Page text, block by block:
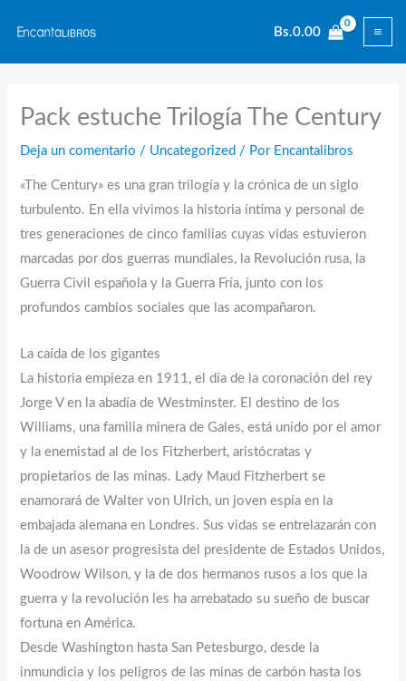
contenido
Bs.0.00
Pack estuche Trilogía The Century
Deja un comentario / Uncategorized / Por Encantalibros
«The Century» es una gran trilogía y la crónica de un siglo
turbulento. En ella vivimos la historia íntima y personal de
tres generaciones de cinco familias cuyas vidas estuvieron
marcadas por dos guerras mundiales, la Revolución rusa, la
Guerra Civil española y la Guerra Fría, junto con los
profundos cambios sociales que las acompañaron.
La caída de los gigantes
La historia empieza en 1911, el día de la coronación del rey
Jorge V en la abadía de Westminster. El destino de los
Williams, una familia minera de Gales, está unido por el amor
y la enemistad al de los Fitzherbert, aristócratas y
propietarios de las minas. Lady Maud Fitzherbert se
enamorará de Walter von Ulrich, un joven espía en la
embajada alemana en Londres. Sus vidas se entrelazarán con
la de un asesor progresista del presidente de Estados Unidos,
Woodrow Wilson, y la de dos hermanos rusos a los que la
guerra y la revolución les ha arrebatado su sueño de buscar
fortuna en América.
Desde Washington hasta San Petesburgo, desde la
inmundicia y los peligros de las minas de carbón hasta los